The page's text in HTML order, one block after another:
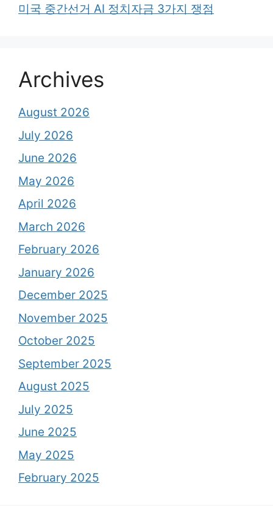
미국 중간선거 AI 정치자금 3가지 쟁점
Archives
August 2026
July 2026
June 2026
May 2026
April 2026
March 2026
February 2026
January 2026
December 2025
November 2025
October 2025
September 2025
August 2025
July 2025
June 2025
May 2025
February 2025